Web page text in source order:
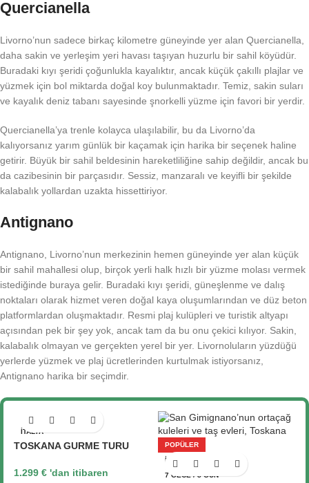
Quercianella
Livorno’nun sadece birkaç kilometre güneyinde yer alan Quercianella,
daha sakin ve yerleşim yeri havası taşıyan huzurlu bir sahil köyüdür.
Buradaki kıyı şeridi çoğunlukla kayalıktır, ancak küçük çakıllı plajlar ve
yüzmek için bol miktarda doğal koy bulunmaktadır. Temiz, sakin suları
ve kayalık deniz tabanı sayesinde şnorkelli yüzme için favori bir yerdir.
Quercianella’ya trenle kolayca ulaşılabilir, bu da Livorno’da
kalıyorsanız yarım günlük bir kaçamak için harika bir seçenek haline
getirir. Büyük bir sahil beldesinin hareketliliğine sahip değildir, ancak bu
da cazibesinin bir parçasıdır. Sessiz, manzaralı ve keyifli bir şekilde
kalabalık yollardan uzakta hissettiriyor.
Antignano
Antignano, Livorno’nun merkezinin hemen güneyinde yer alan küçük
bir sahil mahallesi olup, birçok yerli halk hızlı bir yüzme molası vermek
istediğinde buraya gelir. Buradaki kıyı şeridi, güneşlenme ve dalış
noktaları olarak hizmet veren doğal kaya oluşumlarından ve düz beton
platformlardan oluşmaktadır. Resmi plaj kulüpleri ve turistik altyapı
açısından pek bir şey yok, ancak tam da bu onu çekici kılıyor. Sakin,
kalabalık olmayan ve gerçekten yerel bir yer. Livornoluların yüzdüğü
yerlerde yüzmek ve plaj ücretlerinden kurtulmak istiyorsanız,
Antignano harika bir seçimdir.
İTALYA
TOSKANA GURME TURU
1.299 € 'dan itibaren
POPÜLER
İTALYA
7 GECE / 8 GÜN